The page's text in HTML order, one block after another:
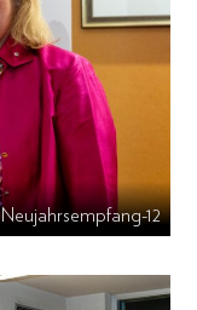
Neujahrsempfang-12